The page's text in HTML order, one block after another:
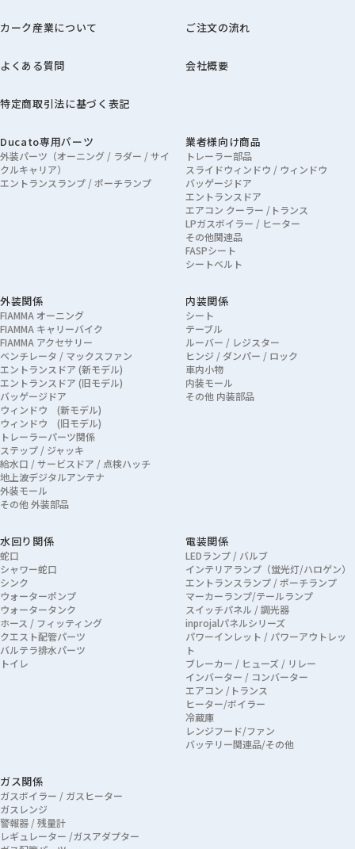
カーク産業について ご注文の流れ
よくある質問 会社概要
特定商取引法に基づく表記
Ducato専用パーツ
外装パーツ（オーニング / ラダー / サイ
クルキャリア）
エントランスランプ / ポーチランプ
業者様向け商品
トレーラー部品
スライドウィンドウ / ウィンドウ
バッゲージドア
エントランスドア
エアコン クーラー /トランス
LPガスボイラー / ヒーター
その他関連品
FASPシート
シートベルト
外装関係
FIAMMA オーニング
FIAMMA キャリーバイク
FIAMMA アクセサリー
ベンチレータ / マックスファン
エントランスドア (新モデル)
エントランスドア (旧モデル)
バッゲージドア
ウィンドウ (新モデル)
ウィンドウ (旧モデル)
トレーラーパーツ関係
ステップ / ジャッキ
給水口 / サービスドア / 点検ハッチ
地上波デジタルアンテナ
外装モール
その他 外装部品
内装関係
シート
テーブル
ルーバー / レジスター
ヒンジ / ダンパー / ロック
車内小物
内装モール
その他 内装部品
水回り関係
蛇口
シャワー蛇口
シンク
ウォーターポンプ
ウォータータンク
ホース / フィッティング
クエスト配管パーツ
バルテラ排水パーツ
トイレ
電装関係
LEDランプ / バルブ
インテリアランプ（蛍光灯/ハロゲン）
エントランスランプ / ポーチランプ
マーカーランプ/テールランプ
スイッチパネル / 調光器
inprojalパネルシリーズ
パワーインレット / パワーアウトレッ
ト
ブレーカー / ヒューズ / リレー
インバーター / コンバーター
エアコン /トランス
ヒーター/ボイラー
冷蔵庫
レンジフード/ファン
バッテリー関連品/その他
ガス関係
ガスボイラー / ガスヒーター
ガスレンジ
警報器 / 残量計
レギュレーター /ガスアダプター